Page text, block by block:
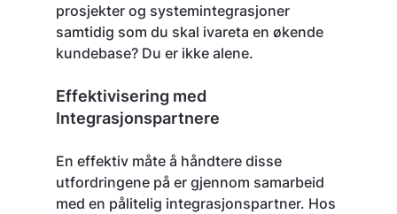
prosjekter og systemintegrasjoner
samtidig som du skal ivareta en økende
kundebase? Du er ikke alene.
Effektivisering med
Integrasjonspartnere
En effektiv måte å håndtere disse
utfordringene på er gjennom samarbeid
med en pålitelig integrasjonspartner. Hos